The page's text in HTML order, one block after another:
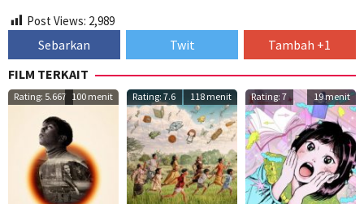
Post Views: 2,989
Sebarkan Twit
Tambah +1
FILM TERKAIT
Rating: 5.667 100 menit Rating: 7.6 118 menit Rating: 7 19 menit